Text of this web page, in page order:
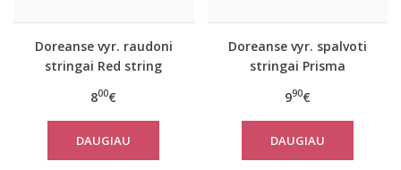
Doreanse vyr. raudoni
stringai Red string
800€
DAUGIAU
Doreanse vyr. spalvoti
stringai Prisma
990€
DAUGIAU